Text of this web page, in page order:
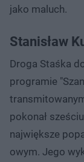
jako maluch.
Stanisław
Droga Staśka
programie
pokonał
największe
owym. Jego